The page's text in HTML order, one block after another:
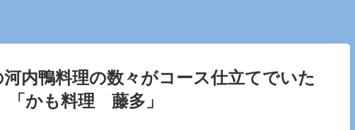
内鴨料理の数々がコース仕立てでいた
かも料理 藤多」